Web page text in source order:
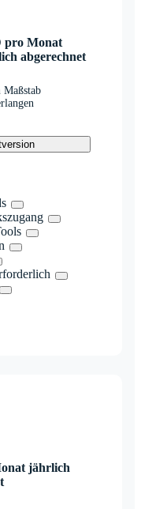
pro Monat
abgerechnet
jährlich